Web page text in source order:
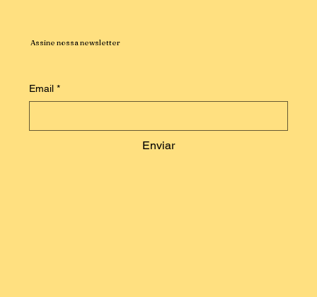
Email *
Enviar
Assine nossa newsletter